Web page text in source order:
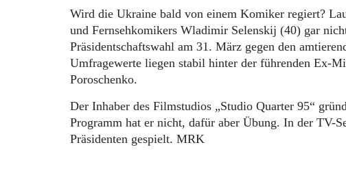
Abonnenten-Login
Abonnent werden
Abo Prämien
Archiv
Mediadaten
Wird die Ukraine bald von einem Komiker regiert?
und Fernsehkomikers Wladimir Selenskij (40) gar
Präsidentschaftswahl am 31. März gegen den
Umfragewerte liegen stabil hinter der führenden Ex-
Poroschenko.
Der Inhaber des Filmstudios „Studio Quarter 95“
Programm hat er nicht, dafür aber Übung. In der TV-
Präsidenten gespielt. MRK